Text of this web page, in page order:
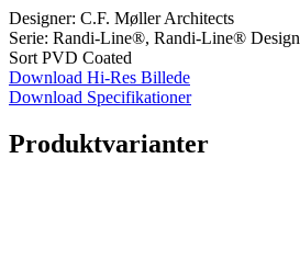
Designer: C.F. Møller Architects
Serie: Randi-Line®, Randi-Line® Design
Sort PVD Coated
Download Hi-Res Billede
Download Specifikationer
Produktvarianter